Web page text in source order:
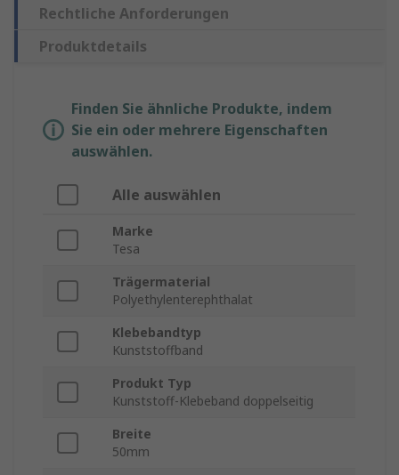
Rechtliche Anforderungen
Produktdetails
Finden Sie ähnliche Produkte, indem
Sie ein oder mehrere Eigenschaften
auswählen.
Alle auswählen
Marke
Tesa
Trägermaterial
Polyethylenterephthalat
Klebebandtyp
Kunststoffband
Produkt Typ
Kunststoff-Klebeband doppelseitig
Breite
50mm